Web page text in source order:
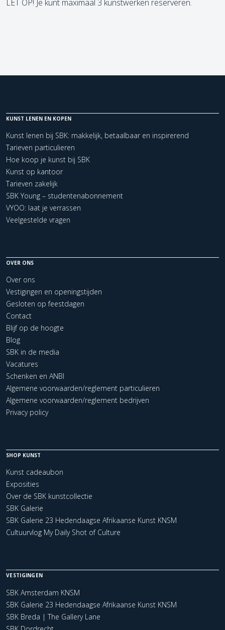
LET OP! Je kunt maximaal 3 kunstwerken reserveren.
KUNST LENEN EN KOPEN
Kunst lenen bij SBK: makkelijk, betaalbaar en inspirerend
Tarieven particulieren
Hoe koop je kunst bij SBK
Kunst op kantoor
Tarieven zakelijk
SBK Young – studentenabonnement
VYOO: laat je verrassen
Veelgestelde vragen
OVER ONS
Over ons
Vestigingen en openingstijden
Gesloten op feestdagen
Contact
Blijf op de hoogte
Blog
SBK in de media
Vacatures
Schenken en ANBI
Algemene voorwaarden/reglement particulieren
Algemene voorwaarden/reglement bedrijven
Privacy policy
SHOP KUNST
Kunst cadeaubon
Exposities
Over de SBK kunstcollectie
SBK Galerie
SBK Galerie 23 Hedendaagse Afrikaanse Kunst KNSM
Cultuurvlog My Daily Shot of Culture
VESTIGINGEN
SBK Amsterdam KNSM
SBK Galerie 23 Hedendaagse Afrikaanse Kunst KNSM
SBK Breda | The Gallery Lane